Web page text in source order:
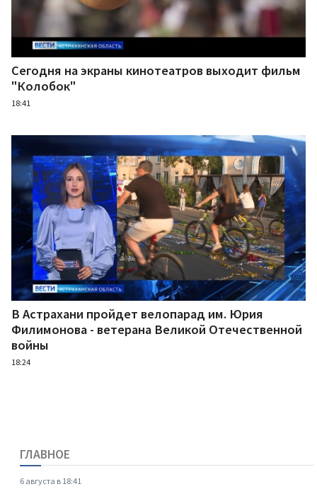
Сегодня на экраны кинотеатров выходит фильм
"Колобок"
18:41
В Астрахани пройдет велопарад им. Юрия
Филимонова - ветерана Великой Отечественной
войны
18:24
ГЛАВНОЕ
6 августа в 18:41